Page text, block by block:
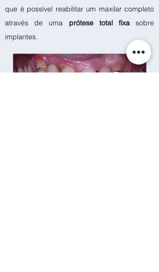
que é possível reabilitar um maxilar completo
através de uma prótese total fixasobre
implantes.